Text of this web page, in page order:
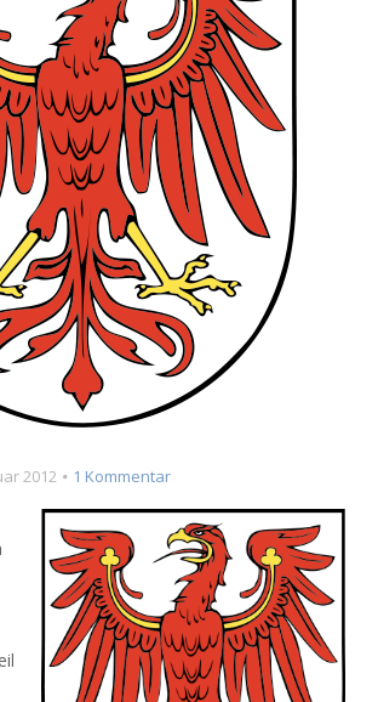
2012 1 Kommentarzu
das
Glas
halbleer
oder
halbvoll